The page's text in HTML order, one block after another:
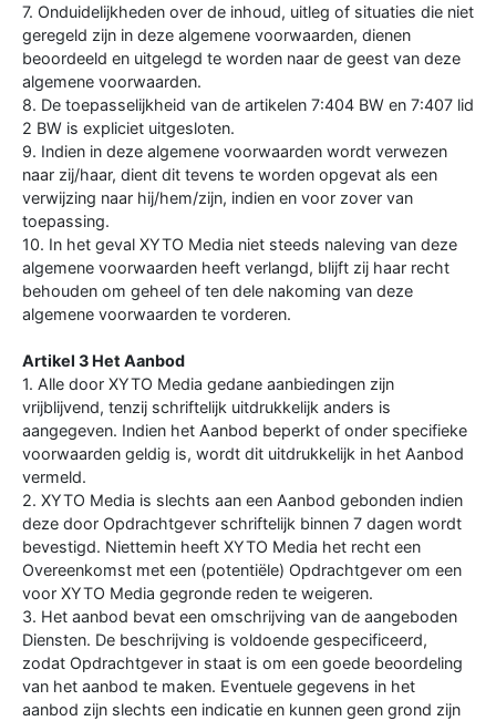
7. Onduidelijkheden over de inhoud, uitleg of situaties die niet
geregeld zijn in deze algemene voorwaarden, dienen
beoordeeld en uitgelegd te worden naar de geest van deze
algemene voorwaarden.
8. De toepasselijkheid van de artikelen 7:404 BW en 7:407 lid
2 BW is expliciet uitgesloten.
9. Indien in deze algemene voorwaarden wordt verwezen
naar zij/haar, dient dit tevens te worden opgevat als een
verwijzing naar hij/hem/zijn, indien en voor zover van
toepassing.
10. In het geval XYTO Media niet steeds naleving van deze
algemene voorwaarden heeft verlangd, blijft zij haar recht
behouden om geheel of ten dele nakoming van deze
algemene voorwaarden te vorderen.
Artikel 3 Het Aanbod
1. Alle door XYTO Media gedane aanbiedingen zijn
vrijblijvend, tenzij schriftelijk uitdrukkelijk anders is
aangegeven. Indien het Aanbod beperkt of onder specifieke
voorwaarden geldig is, wordt dit uitdrukkelijk in het Aanbod
vermeld.
2. XYTO Media is slechts aan een Aanbod gebonden indien
deze door Opdrachtgever schriftelijk binnen 7 dagen wordt
bevestigd. Niettemin heeft XYTO Media het recht een
Overeenkomst met een (potentiële) Opdrachtgever om een
voor XYTO Media gegronde reden te weigeren.
3. Het aanbod bevat een omschrijving van de aangeboden
Diensten. De beschrijving is voldoende gespecificeerd,
zodat Opdrachtgever in staat is om een goede beoordeling
van het aanbod te maken. Eventuele gegevens in het
aanbod zijn slechts een indicatie en kunnen geen grond zijn